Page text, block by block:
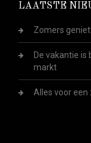
LAATSTE
Zomers
De vakantie is
markt
Alles voor een